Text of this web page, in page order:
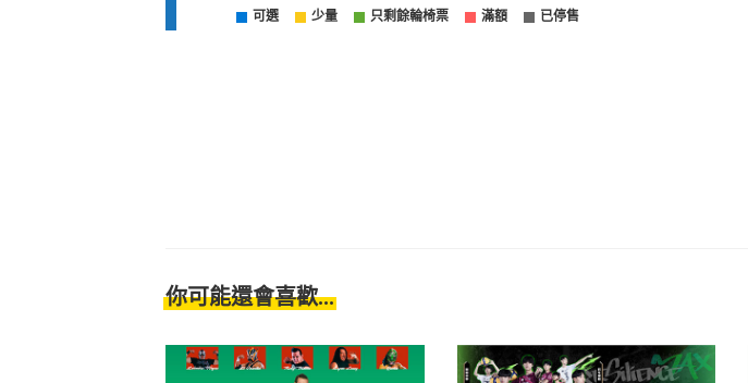
可選 少量 只剩餘輪椅票 滿額 已停售
你可能還會喜歡...